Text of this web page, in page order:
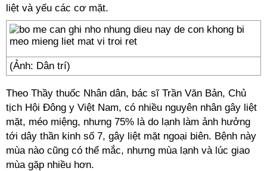
liệt và yếu các cơ mặt.
(Ảnh: Dân trí)
Theo Thầy thuốc Nhân dân, bác sĩ Trần Văn Bản, Chủ
tịch Hội Đông y Việt Nam, có nhiều nguyên nhân gây liệt
mặt, méo miệng, nhưng 75% là do lạnh làm ảnh hưởng
tới dây thần kinh số 7, gây liệt mặt ngoại biên. Bệnh này
mùa nào cũng có thể mắc, nhưng mùa lạnh và lúc giao
mùa gặp nhiều hơn.